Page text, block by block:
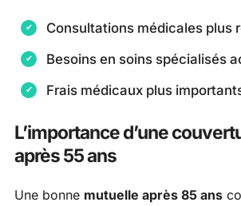
Consultations médicales plus
Besoins en soins spécialisés
Frais médicaux plus
L’importance d’une
après 55 ans
Une bonne mutuelle après 85 ans